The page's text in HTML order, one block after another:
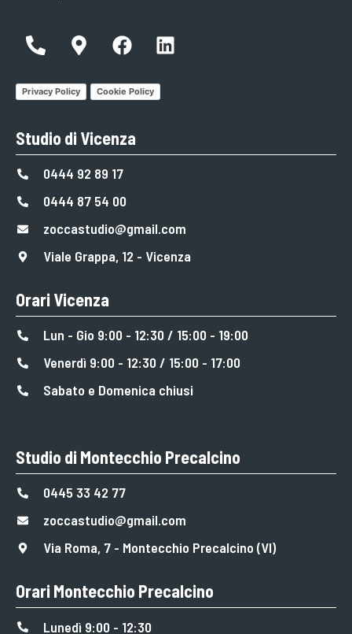
Privacy Policy Cookie Policy
Studio di Vicenza
0444 92 89 17
0444 87 54 00
zoccastudio@gmail.com
Viale Grappa, 12 - Vicenza
Orari Vicenza
Lun - Gio 9:00 - 12:30 / 15:00 - 19:00
Venerdì 9:00 - 12:30 / 15:00 - 17:00
Sabato e Domenica chiusi
Studio di Montecchio Precalcino
0445 33 42 77
zoccastudio@gmail.com
Via Roma, 7 - Montecchio Precalcino (VI)
Orari Montecchio Precalcino
Lunedì 9:00 - 12:30